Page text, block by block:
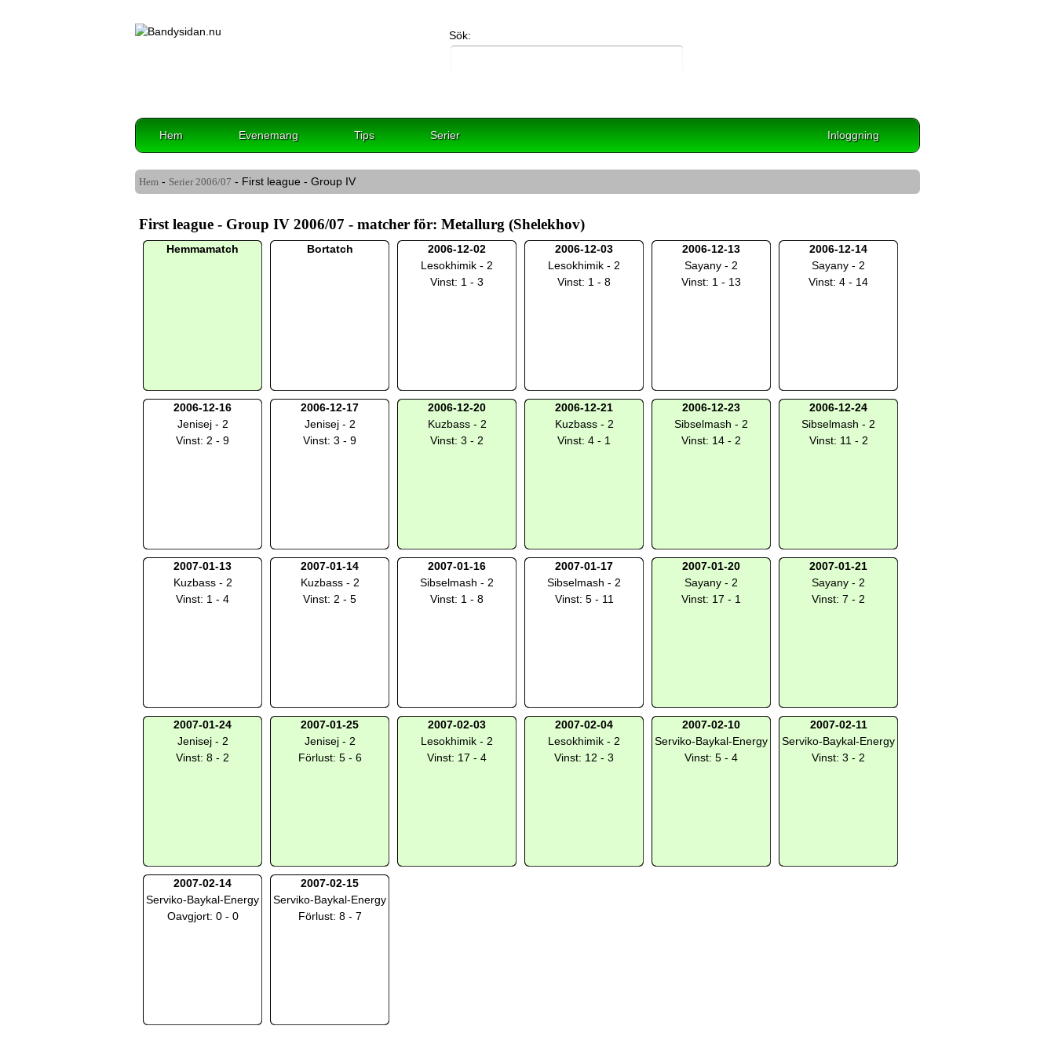
Sök:
Hem Evenemang Tips Serier Inloggning
Hem - Serier 2006/07 - First league - Group IV
First league - Group IV 2006/07 - matcher för: Metallurg (Shelekhov)
Hemmamatch Bortatch
2006-12-02
Lesokhimik - 2
Vinst: 1 - 3
2006-12-03
Lesokhimik - 2
Vinst: 1 - 8
2006-12-13
Sayany - 2
Vinst: 1 - 13
2006-12-14
Sayany - 2
Vinst: 4 - 14
2006-12-16
Jenisej - 2
Vinst: 2 - 9
2006-12-17
Jenisej - 2
Vinst: 3 - 9
2006-12-20
Kuzbass - 2
Vinst: 3 - 2
2006-12-21
Kuzbass - 2
Vinst: 4 - 1
2006-12-23
Sibselmash - 2
Vinst: 14 - 2
2006-12-24
Sibselmash - 2
Vinst: 11 - 2
2007-01-13
Kuzbass - 2
Vinst: 1 - 4
2007-01-14
Kuzbass - 2
Vinst: 2 - 5
2007-01-16
Sibselmash - 2
Vinst: 1 - 8
2007-01-17
Sibselmash - 2
Vinst: 5 - 11
2007-01-20
Sayany - 2
Vinst: 17 - 1
2007-01-21
Sayany - 2
Vinst: 7 - 2
2007-01-24
Jenisej - 2
Vinst: 8 - 2
2007-01-25
Jenisej - 2
Förlust: 5 - 6
2007-02-03
Lesokhimik - 2
Vinst: 17 - 4
2007-02-04
Lesokhimik - 2
Vinst: 12 - 3
2007-02-10
Serviko-Baykal-Energy
Vinst: 5 - 4
2007-02-11
Serviko-Baykal-Energy
Vinst: 3 - 2
2007-02-14
Serviko-Baykal-Energy
Oavgjort: 0 - 0
2007-02-15
Serviko-Baykal-Energy
Förlust: 8 - 7